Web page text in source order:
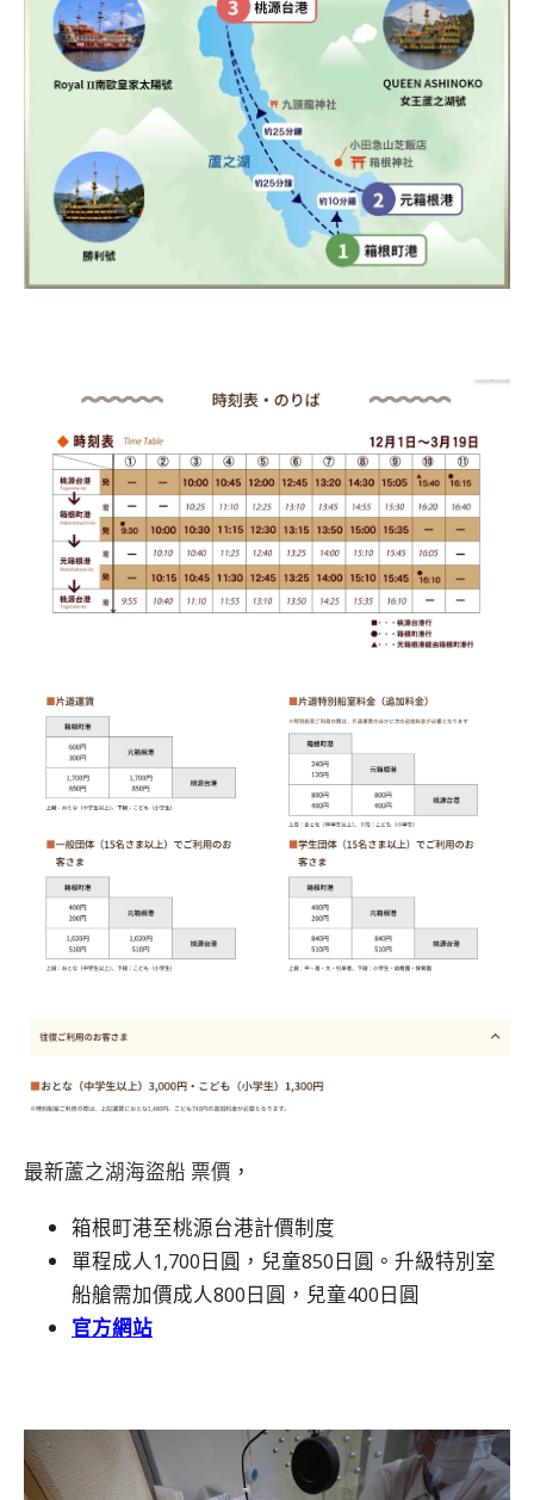
最新蘆之湖海盜船 票價 ，
箱根町港至桃源台港計價制度
單程成人1,700日圓，兒童850日圓。升級特別室
船艙需加價成人800日圓，兒童400日圓
官方網站